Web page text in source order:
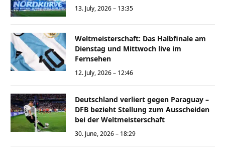
13. July, 2026 – 13:35
Weltmeisterschaft: Das Halbfinale am
Dienstag und Mittwoch live im
Fernsehen
12. July, 2026 – 12:46
Deutschland verliert gegen Paraguay –
DFB bezieht Stellung zum Ausscheiden
bei der Weltmeisterschaft
30. June, 2026 – 18:29